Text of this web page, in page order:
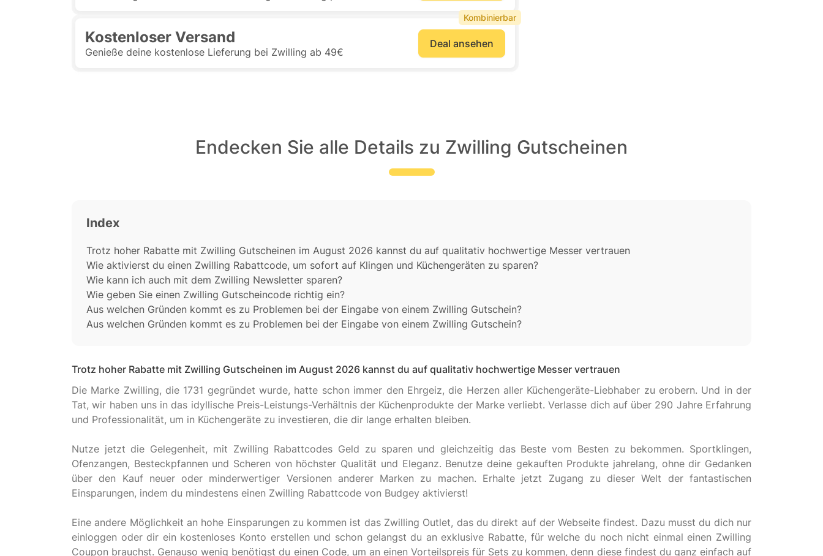
Kostenloser Versand
Genieße deine kostenlose Lieferung bei Zwilling ab 49€
Deal ansehen
Kombinierbar
Endecken Sie alle Details zu Zwilling Gutscheinen
Index
Trotz hoher Rabatte mit Zwilling Gutscheinen im August 2026 kannst du auf qualitativ hochwertige Messer vertrauen
Wie aktivierst du einen Zwilling Rabattcode, um sofort auf Klingen und Küchengeräten zu sparen?
Wie kann ich auch mit dem Zwilling Newsletter sparen?
Wie geben Sie einen Zwilling Gutscheincode richtig ein?
Aus welchen Gründen kommt es zu Problemen bei der Eingabe von einem Zwilling Gutschein?
Aus welchen Gründen kommt es zu Problemen bei der Eingabe von einem Zwilling Gutschein?
Trotz hoher Rabatte mit Zwilling Gutscheinen im August 2026 kannst du auf qualitativ hochwertige Messer vertrauen
Die Marke Zwilling, die 1731 gegründet wurde, hatte schon immer den Ehrgeiz, die Herzen aller Küchengeräte-Liebhaber zu erobern. Und in der
Tat, wir haben uns in das idyllische Preis-Leistungs-Verhältnis der Küchenprodukte der Marke verliebt. Verlasse dich auf über 290 Jahre Erfahrung
und Professionalität, um in Küchengeräte zu investieren, die dir lange erhalten bleiben.
Nutze jetzt die Gelegenheit, mit Zwilling Rabattcodes Geld zu sparen und gleichzeitig das Beste vom Besten zu bekommen. Sportklingen,
Ofenzangen, Besteckpfannen und Scheren von höchster Qualität und Eleganz. Benutze deine gekauften Produkte jahrelang, ohne dir Gedanken
über den Kauf neuer oder minderwertiger Versionen anderer Marken zu machen. Erhalte jetzt Zugang zu dieser Welt der fantastischen
Einsparungen, indem du mindestens einen Zwilling Rabattcode von Budgey aktivierst!
Eine andere Möglichkeit an hohe Einsparungen zu kommen ist das Zwilling Outlet, das du direkt auf der Webseite findest. Dazu musst du dich nur
einloggen oder dir ein kostenloses Konto erstellen und schon gelangst du an exklusive Rabatte, für welche du noch nicht einmal einen Zwilling
Coupon brauchst. Genauso wenig benötigst du einen Code, um an einen Vorteilspreis für Sets zu kommen, denn diese findest du ganz einfach auf